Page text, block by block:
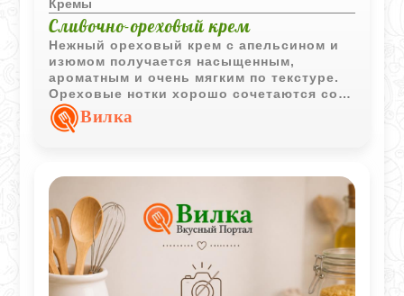
Кремы
Сливочно-ореховый крем
Нежный ореховый крем с апельсином и
изюмом получается насыщенным,
ароматным и очень мягким по текстуре.
Ореховые нотки хорошо сочетаются со
свежестью цитрусов и легкой сливочной
основой.
Вилка